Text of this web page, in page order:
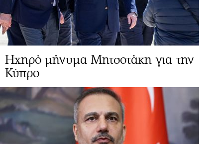
Ηχηρό μήνυμα Μητσοτάκη για την
Κύπρο